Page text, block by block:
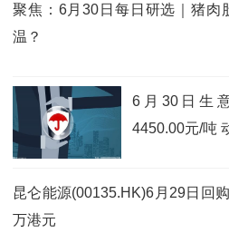
聚焦：6月30日每日研选｜猪肉
温？
6月30日生
4450.00元/吨
昆仑能源(00135.HK)6月29日回
万港元